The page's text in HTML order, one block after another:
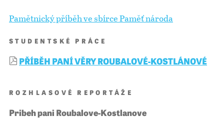
Pamětnický příběh ve sbírce Paměť národa
STUDENTSKÉ PRÁCE
PŘÍBĚH PANÍ VĚRY ROUBALOVÉ-KOSTLÁNOVÉ
ROZHLASOVÉ REPORTÁŽE
Pribeh pani Roubalove-Kostlanove